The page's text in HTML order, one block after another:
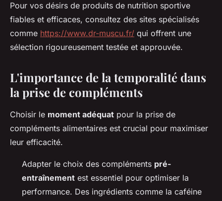
Pour vos désirs de produits de nutrition sportive
fiables et efficaces, consultez des sites spécialisés
comme https://www.dr-muscu.fr/ qui offrent une
sélection rigoureusement testée et approuvée.
L'importance de la temporalité dans
la prise de compléments
Choisir le moment adéquat pour la prise de
compléments alimentaires est crucial pour maximiser
leur efficacité.
Adapter le choix des compléments pré-
entraînement est essentiel pour optimiser la
performance. Des ingrédients comme la caféine